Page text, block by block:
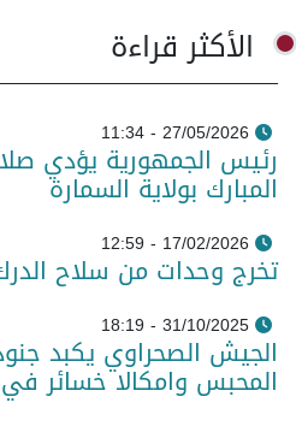
الأكثر قراءة
27/05/2026 - 11:34
رئيس الجمهورية يؤدي
المبارك بولاية السمارة
17/02/2026 - 12:59
تخرج وحدات من سلاح
31/10/2025 - 18:19
الجيش الصحراوي يكبد
المحبس وامكالا خسائر في